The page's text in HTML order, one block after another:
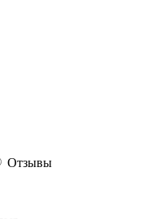
Отзывы